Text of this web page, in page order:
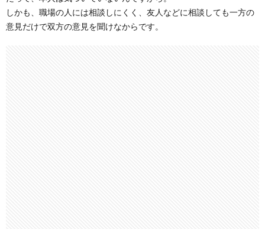
しかも、職場の人には相談しにくく、友人などに相談しても一方の
意見だけで双方の意見を聞けなからです。